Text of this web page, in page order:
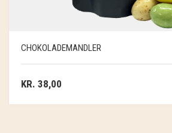
CHOKOLADEMANDLER
KR. 38,00